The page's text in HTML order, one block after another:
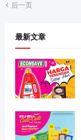
后一页
最新文章